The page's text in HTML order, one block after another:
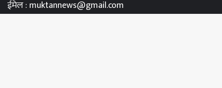
ईमेल : muktannews@gmail.com